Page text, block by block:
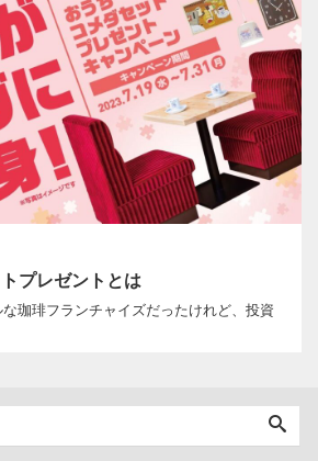
プレゼントとは
珈琲フランチャイズだったけれど、投資